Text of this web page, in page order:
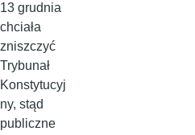
13 grudnia
chciała
zniszczyć
Trybunał
Konstytucyj
ny, stąd
publiczne